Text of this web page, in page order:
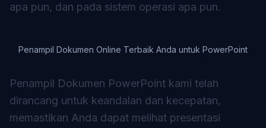
apa pun, dan pada sistem operasi apa pun.
Penampil Dokumen Online Terbaik Anda untuk PowerPoint
Penampil Dokumen PowerPoint kami telah
dirancang untuk keandalan dan kecepatan,
memastikan Anda dapat melihat presentasi